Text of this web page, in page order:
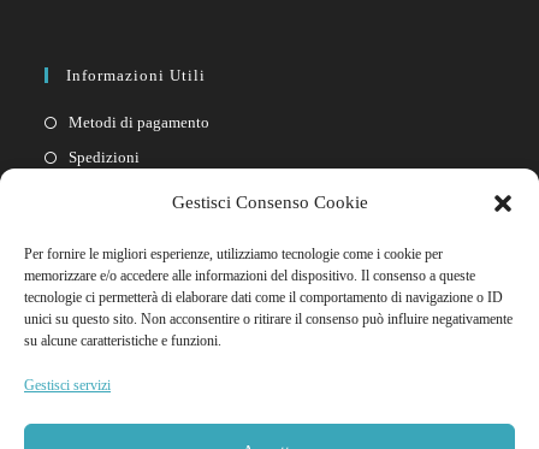
Gestisci Consenso Cookie
Per fornire le migliori esperienze, utilizziamo tecnologie come i cookie per
memorizzare e/o accedere alle informazioni del dispositivo. Il consenso a queste
tecnologie ci permetterà di elaborare dati come il comportamento di navigazione o ID
unici su questo sito. Non acconsentire o ritirare il consenso può influire negativamente
su alcune caratteristiche e funzioni.
Gestisci servizi
Informazioni Utili
Metodi di pagamento
Spedizioni
Cookie policy
Link Rapidi